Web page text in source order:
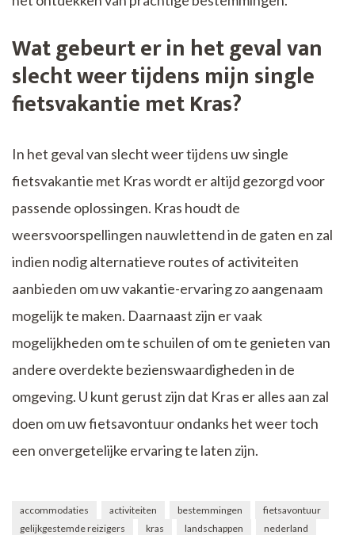
Wat gebeurt er in het geval van
slecht weer tijdens mijn single
fietsvakantie met Kras?
In het geval van slecht weer tijdens uw single
fietsvakantie met Kras wordt er altijd gezorgd voor
passende oplossingen. Kras houdt de
weersvoorspellingen nauwlettend in de gaten en zal
indien nodig alternatieve routes of activiteiten
aanbieden om uw vakantie-ervaring zo aangenaam
mogelijk te maken. Daarnaast zijn er vaak
mogelijkheden om te schuilen of om te genieten van
andere overdekte bezienswaardigheden in de
omgeving. U kunt gerust zijn dat Kras er alles aan zal
doen om uw fietsavontuur ondanks het weer toch
een onvergetelijke ervaring te laten zijn.
accommodaties activiteiten bestemmingen
fietsavontuur
gelijkgestemde reizigers
kras landschappen
nederland